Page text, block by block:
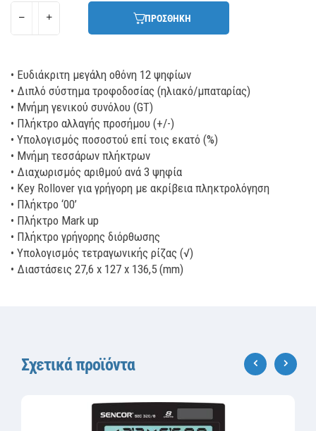
ΠΡΟΣΘΗΚΗ
• Ευδιάκριτη μεγάλη οθόνη 12 ψηφίων
• Διπλό σύστημα τροφοδοσίας (ηλιακό/μπαταρίας)
• Μνήμη γενικού συνόλου (GT)
• Πλήκτρο αλλαγής προσήμου (+/-)
• Υπολογισμός ποσοστού επί τοις εκατό (%)
• Μνήμη τεσσάρων πλήκτρων
• Διαχωρισμός αριθμού ανά 3 ψηφία
• Key Rollover για γρήγορη με ακρίβεια πληκτρολόγηση
• Πλήκτρο ‘00’
• Πλήκτρο Mark up
• Πλήκτρο γρήγορης διόρθωσης
• Υπολογισμός τετραγωνικής ρίζας (√)
• Διαστάσεις 27,6 x 127 x 136,5 (mm)
Σχετικά προϊόντα